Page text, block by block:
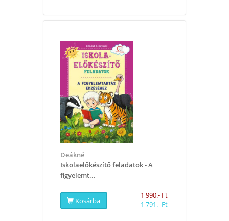
Deákné
Iskolaelőkészítő feladatok - A
figyelemt...
Kosárba
1 990.- Ft
1 791.- Ft